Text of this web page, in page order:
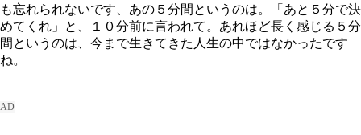
も忘れられないです、あの５分間というのは。「あと５分で決
めてくれ」と、１０分前に言われて。あれほど長く感じる５分
間というのは、今まで生きてきた人生の中ではなかったです
ね。